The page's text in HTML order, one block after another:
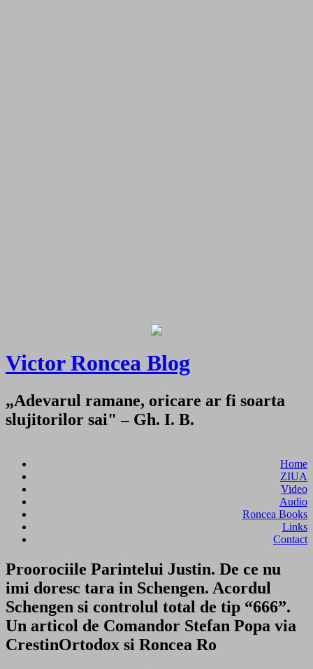
Victor Roncea Blog
„Adevarul ramane, oricare ar fi soarta
slujitorilor sai" – Gh. I. B.
Home
ZIUA
Video
Audio
Roncea Books
Links
Contact
Proorociile Parintelui Justin. De ce nu
imi doresc tara in Schengen. Acordul
Schengen si controlul total de tip “666”.
Un articol de Comandor Stefan Popa via
CrestinOrtodox si Roncea Ro